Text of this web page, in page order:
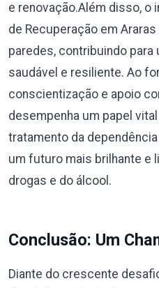
e renovação.Além disso, o
de Recuperação em
paredes, contribuindo para
saudável e resiliente. Ao
conscientização e apoio
desempenha um papel
tratamento da
um futuro mais brilhante e
drogas e do álcool.
Conclusão: Um
Diante do crescente